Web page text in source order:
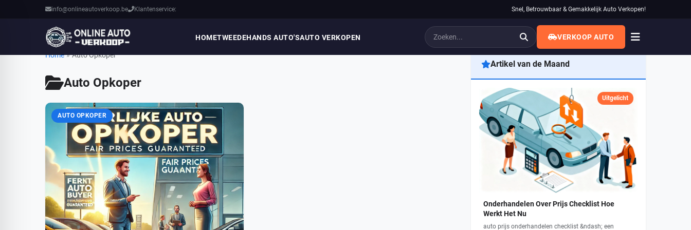
info@onlineautoverkoop.be Klantenservice: Snel, Betrouwbaar & Gemakkelijk Auto Verkopen!
HOMETWEEDEHANDS AUTO'SAUTO VERKOPEN VERKOOP AUTO
Home » Auto Opkoper
Auto Opkoper
AUTO OPKOPER
Artikel van de Maand
Uitgelicht
Onderhandelen Over Prijs Checklist Hoe
Werkt Het Nu
auto prijs onderhandelen checklist &ndash; een